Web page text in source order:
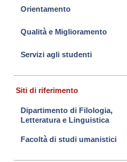
Orientamento
Qualità e Miglioramento
Servizi agli studenti
Siti di riferimento
Dipartimento di Filologia,
Letteratura e Linguistica
Facoltà di studi umanistici